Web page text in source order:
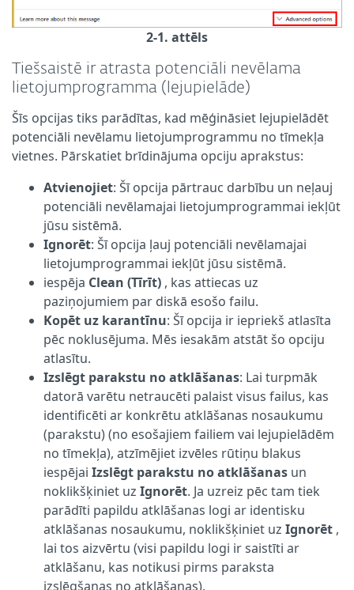
2-1. attēls
Tiešsaistē ir atrasta potenciāli nevēlama
lietojumprogramma (lejupielāde)
Šīs opcijas tiks parādītas, kad mēģināsiet lejupielādēt
potenciāli nevēlamu lietojumprogrammu no tīmekļa
vietnes. Pārskatiet brīdinājuma opciju aprakstus:
Atvienojiet: Šī opcija pārtrauc darbību un neļauj
potenciāli nevēlamajai lietojumprogrammai iekļūt
jūsu sistēmā.
Ignorēt: Šī opcija ļauj potenciāli nevēlamajai
lietojumprogrammai iekļūt jūsu sistēmā.
iespēja Clean (Tīrīt) , kas attiecas uz
paziņojumiem par diskā esošo failu.
Kopēt uz karantīnu: Šī opcija ir iepriekš atlasīta
pēc noklusējuma. Mēs iesakām atstāt šo opciju
atlasītu.
Izslēgt parakstu no atklāšanas: Lai turpmāk
datorā varētu netraucēti palaist visus failus, kas
identificēti ar konkrētu atklāšanas nosaukumu
(parakstu) (no esošajiem failiem vai lejupielādēm
no tīmekļa), atzīmējiet izvēles rūtiņu blakus
iespējai Izslēgt parakstu no atklāšanas un
noklikšķiniet uz Ignorēt. Ja uzreiz pēc tam tiek
parādīti papildu atklāšanas logi ar identisku
atklāšanas nosaukumu, noklikšķiniet uz Ignorēt ,
lai tos aizvērtu (visi papildu logi ir saistīti ar
atklāšanu, kas notikusi pirms paraksta
izslēgšanas no atklāšanas).